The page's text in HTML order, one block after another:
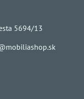
5694/13